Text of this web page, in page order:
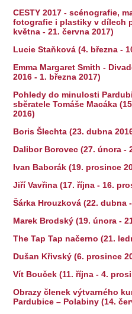
CESTY 2017 - scénografie,
fotografie i plastiky v dílech
května - 21. června 2017)
Lucie Staňková (4. března -
Emma Margaret Smith -
2016 - 1. března 2017)
Pohledy do minulosti
sběratele Tomáše Macáka
2016)
Boris Šlechta (23. dubna
Dalibor Borovec (27. února -
Ivan Baborák (19. prosince
Jiří Vavřina (17. října - 16.
Šárka Hrouzková (22. dubna
Marek Brodský (19. února -
The Tap Tap načerno (21.
Dušan Křivský (6. prosince
Vít Bouček (11. října - 4.
Obrazy členek výtvarného
Pardubice – Polabiny (14.